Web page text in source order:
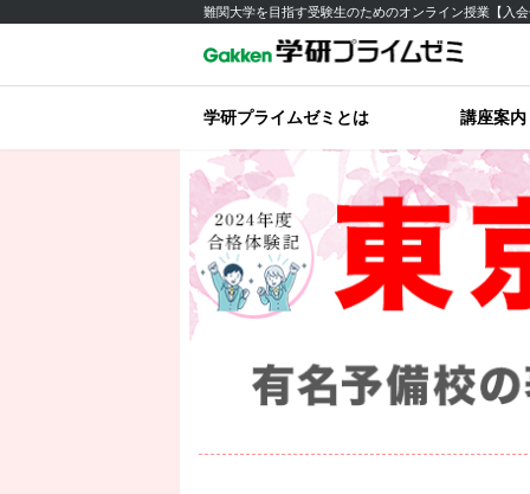
難関大学を目指す受験生のためのオンライン授業【入
学研プライムゼミとは 講座案内